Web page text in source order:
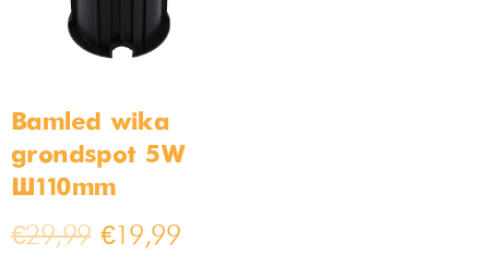
Bamled wika
grondspot 5W
Ø110mm
€29,99 €19,99